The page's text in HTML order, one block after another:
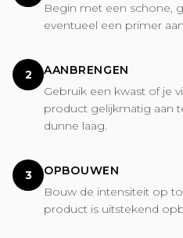
Begin met een schone,
eventueel een primer
2
AANBRENGEN
Gebruik een kwast of je
product gelijkmatig aan
dunne laag.
3
OPBOUWEN
Bouw de intensiteit op
product is uitstekend